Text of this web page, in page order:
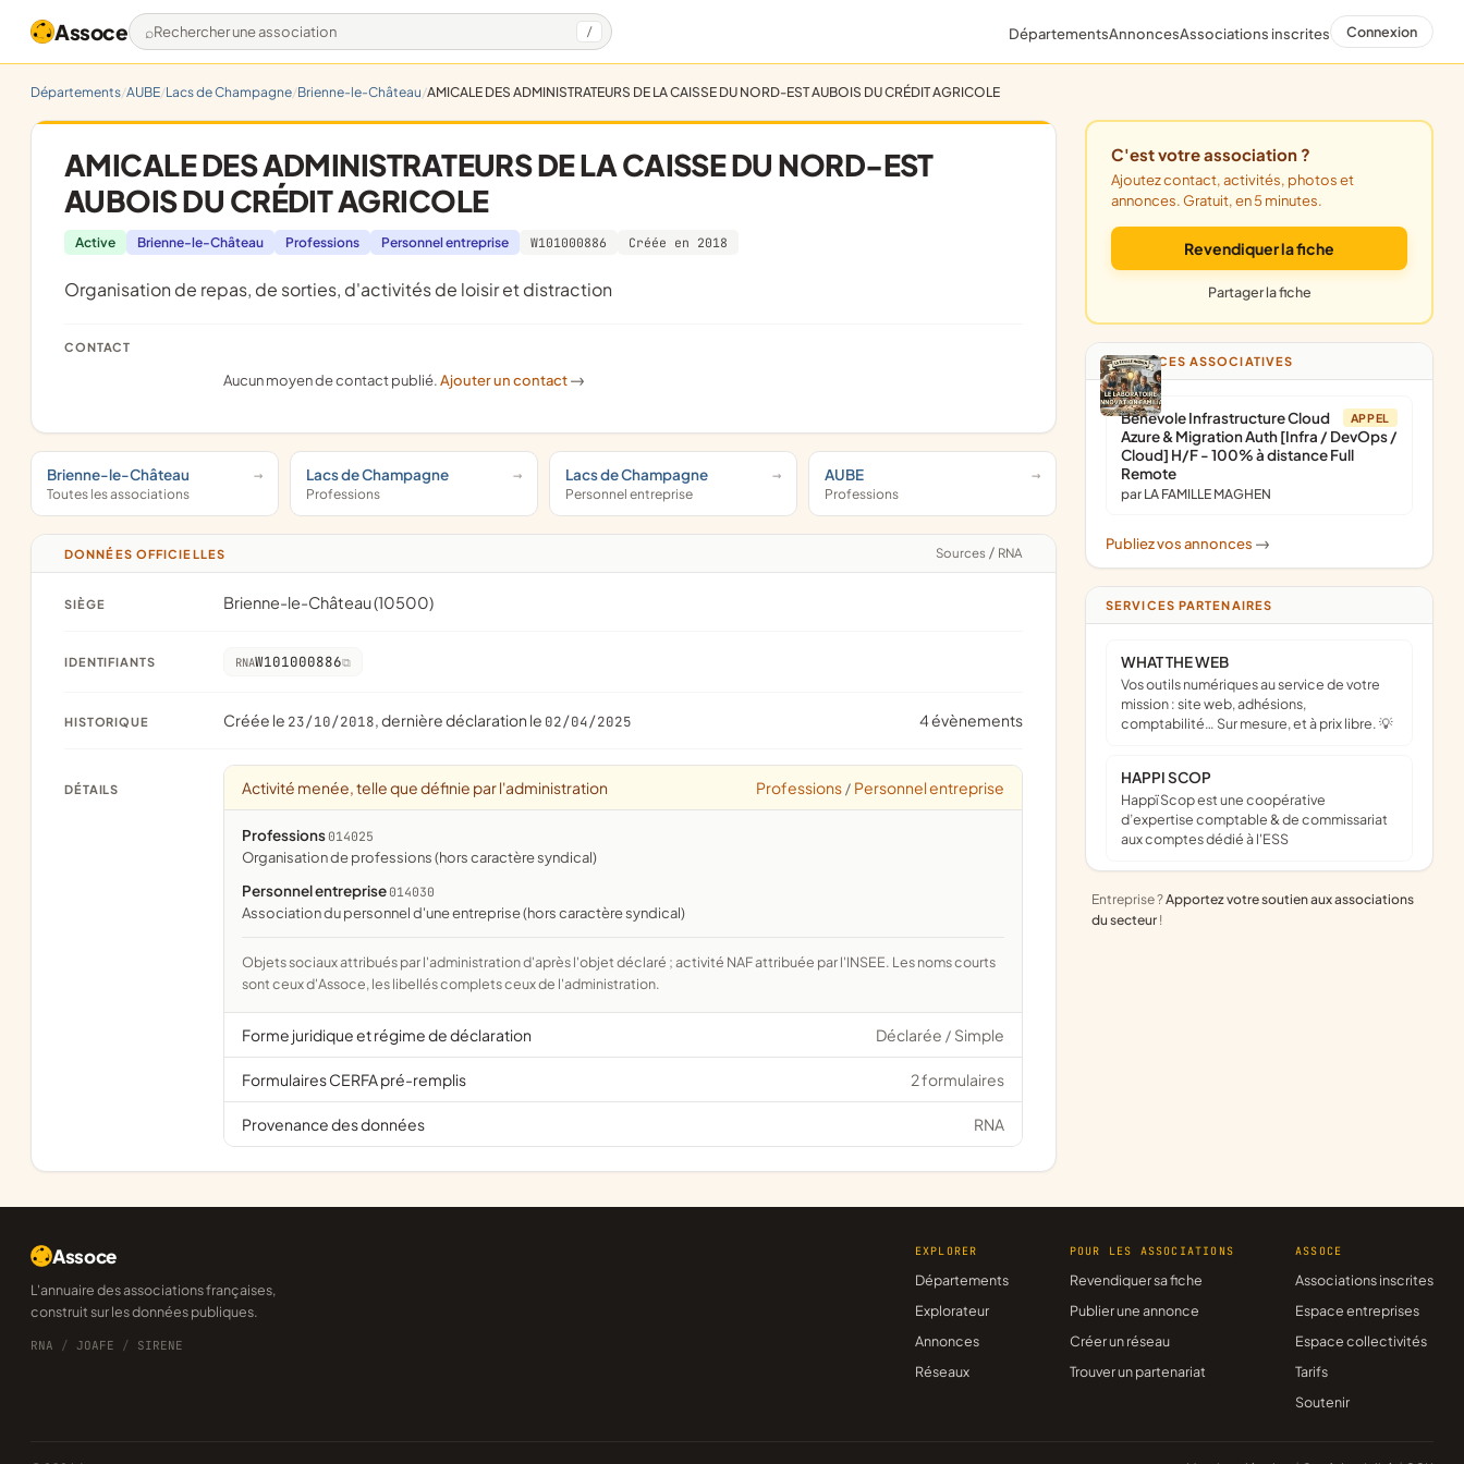
Assoce Rechercher une association / DépartementsAnnoncesAssociations inscrites Connexion
Départements AUBE Lacs de Champagne Brienne-le-Château AMICALE DES ADMINISTRATEURS DE LA CAISSE DU NORD-EST AUBOIS DU CRÉDIT AGRICOLE
AMICALE DES ADMINISTRATEURS DE LA CAISSE DU NORD-EST
AUBOIS DU CRÉDIT AGRICOLE
Active Brienne-le-Château Professions Personnel entreprise W101000886 Créée en 2018
organisation de repas, de sorties, d'activités de loisir et distraction
CONTACT
Aucun moyen de contact publié.Ajouter un contact ->
Brienne-le-Château
Toutes les associations
Lacs de Champagne
Professions
Lacs de Champagne
Personnel entreprise
AUBE
Professions
DONNÉES OFFICIELLES Sources / RNA
SIÈGE Brienne-le-Château (10500)
IDENTIFIANTS RNAW101000886
HISTORIQUE Créée le 23/10/2018, dernière déclaration le 02/04/2025 4 évènements
DÉTAILS Activité menée, telle que définie par l'administration Professions / Personnel entreprise
Professions 014025
organisation de professions (hors caractère syndical)
Personnel entreprise 014030
association du personnel d'une entreprise (hors caractère syndical)
Objets sociaux attribués par l'administration d'après l'objet déclaré ; activité NAF attribuée par l'INSEE. Les noms courts
sont ceux d'Assoce, les libellés complets ceux de l'administration.
Forme juridique et régime de déclaration Déclarée / Simple
Formulaires CERFA pré-remplis 2 formulaires
Provenance des données RNA
C'est votre association ?
Ajoutez contact, activités, photos et
annonces. Gratuit, en 5 minutes.
Revendiquer la fiche
Partager la fiche
ANNONCES ASSOCIATIVES
APPEL
Bénévole Infrastructure Cloud
Azure & Migration Auth [Infra / DevOps /
Cloud] H/F - 100% à distance Full
Remote
par LA FAMILLE MAGHEN
Publiez vos annonces ->
SERVICES PARTENAIRES
WHAT THE WEB
Vos outils numériques au service de votre
mission : site web, adhésions,
comptabilité… Sur mesure, et à prix libre. 💡
HAPPI SCOP
Happï Scop est une coopérative
d’expertise comptable & de commissariat
aux comptes dédié à l'ESS
Entreprise ?Apportez votre soutien aux associations
du secteur !
Assoce
L'annuaire des associations françaises,
construit sur les données publiques.
RNA / JOAFE / SIRENE
EXPLORER
Départements
Explorateur
Annonces
Réseaux
POUR LES ASSOCIATIONS
Revendiquer sa fiche
Publier une annonce
Créer un réseau
Trouver un partenariat
ASSOCE
Associations inscrites
Espace entreprises
Espace collectivités
Tarifs
Soutenir